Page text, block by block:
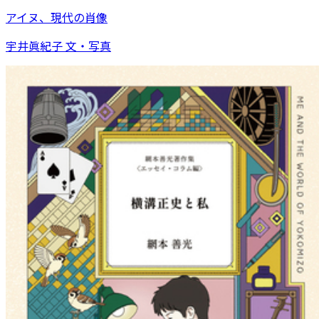
アイヌ、現代の肖像
宇井眞紀子 文・写真